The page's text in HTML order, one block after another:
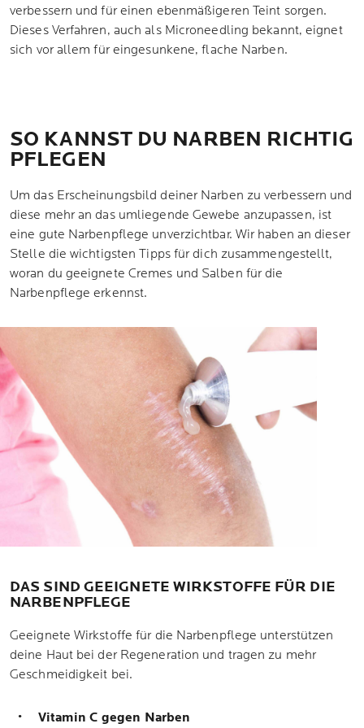
verbessern und für einen ebenmäßigeren Teint sorgen.
Dieses Verfahren, auch als Microneedling bekannt, eignet
sich vor allem für eingesunkene, flache Narben.
SO KANNST DU NARBEN RICHTIG
PFLEGEN
Um das Erscheinungsbild deiner Narben zu verbessern und
diese mehr an das umliegende Gewebe anzupassen, ist
eine gute Narbenpflege unverzichtbar. Wir haben an dieser
Stelle die wichtigsten Tipps für dich zusammengestellt,
woran du geeignete Cremes und Salben für die
Narbenpflege erkennst.
DAS SIND GEEIGNETE WIRKSTOFFE FÜR DIE
NARBENPFLEGE
Geeignete Wirkstoffe für die Narbenpflege unterstützen
deine Haut bei der Regeneration und tragen zu mehr
Geschmeidigkeit bei.
Vitamin C gegen Narben